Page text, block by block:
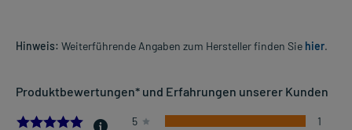
Hinweis: Weiterführende Angaben zum Hersteller finden Sie hier.
Produktbewertungen* und Erfahrungen unserer Kunden
5.0 5
1